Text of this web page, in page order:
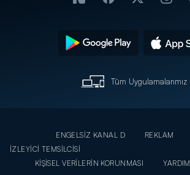
Tüm Uygulamalarımız
ENGELSİZ KANAL D REKLAM
İZLEYİCİ TEMSİLCİSİ
KİŞİSEL VERİLERİN KORUNMASI
YARDIM